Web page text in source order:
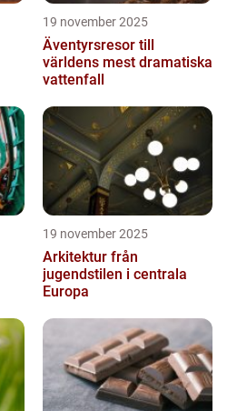
19 november 2025
Äventyrsresor till
världens mest dramatiska
vattenfall
19 november 2025
Arkitektur från
jugendstilen i centrala
Europa